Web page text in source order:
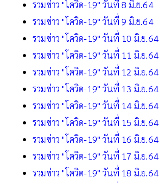
รวมข่าว "โควิด-19" วันที่ 8 มิ.ย.64
รวมข่าว "โควิด-19" วันที่ 9 มิ.ย.64
รวมข่าว "โควิด-19" วันที่ 10 มิ.ย.64
รวมข่าว "โควิด-19" วันที่ 11 มิ.ย.64
รวมข่าว "โควิด-19" วันที่ 12 มิ.ย.64
รวมข่าว "โควิด-19" วันที่ 13 มิ.ย.64
รวมข่าว "โควิด-19" วันที่ 14 มิ.ย.64
รวมข่าว "โควิด-19" วันที่ 15 มิ.ย.64
รวมข่าว "โควิด-19" วันที่ 16 มิ.ย.64
รวมข่าว "โควิด-19" วันที่ 17 มิ.ย.64
รวมข่าว "โควิด-19" วันที่ 18 มิ.ย.64